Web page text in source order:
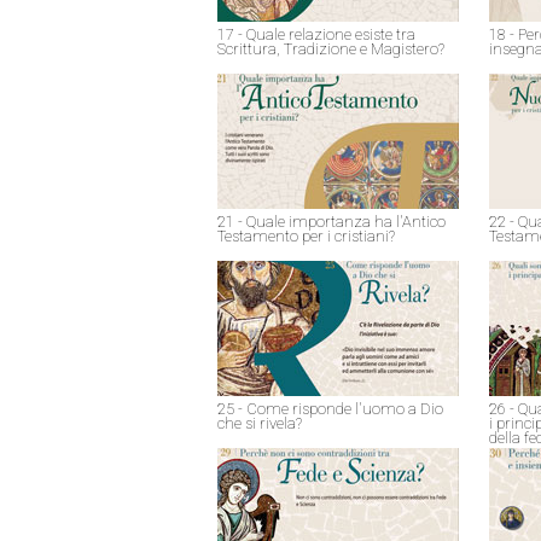
17 - Quale relazione esiste tra
Scrittura, Tradizione e Magistero?
18 -
21 - Quale importanza ha l'Antico
Testamento per i cristiani?
22 -
25 - Come risponde l'uomo a Dio
che si rivela?
26 -
i
della